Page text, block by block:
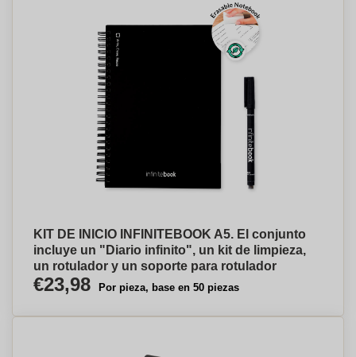
KIT DE INICIO INFINITEBOOK A5. El conjunto
incluye un "Diario infinito", un kit de limpieza,
un rotulador y un soporte para rotulador
€23,98 Por pieza, base en 50 piezas